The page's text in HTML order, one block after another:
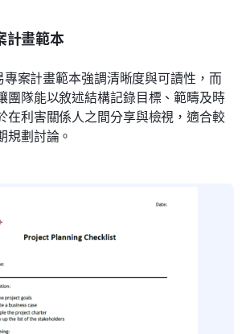
計畫範本
案計畫範本強調清晰度與可讀性，而
團隊能以敘述結構記錄目標、範疇及時
在利害關係人之間分享與檢視，適合較
規劃討論。